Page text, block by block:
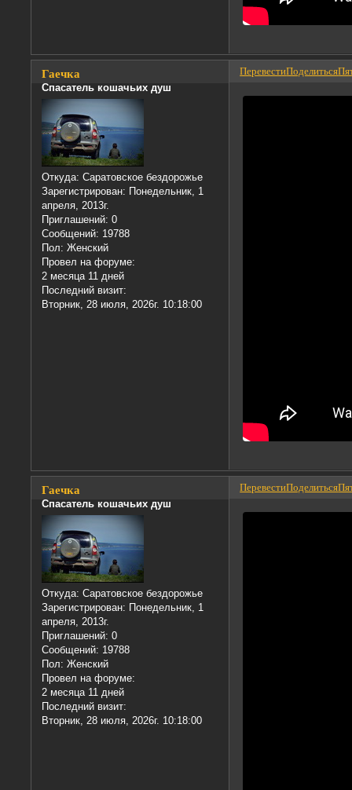
ПеревестиПоделиться
Гаечка
Спасатель кошачьих душ
Откуда: Саратовское бездорожье
Зарегистрирован: Понедельник, 1
апреля, 2013г.
Приглашений: 0
Сообщений: 19788
Пол: Женский
Провел на форуме:
2 месяца 11 дней
Последний визит:
Вторник, 28 июля, 2026г. 10:18:00
ПеревестиПоделиться
Гаечка
Спасатель кошачьих душ
Откуда: Саратовское бездорожье
Зарегистрирован: Понедельник, 1
апреля, 2013г.
Приглашений: 0
Сообщений: 19788
Пол: Женский
Провел на форуме:
2 месяца 11 дней
Последний визит:
Вторник, 28 июля, 2026г. 10:18:00